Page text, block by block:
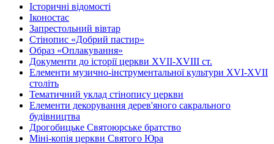
Історичні відомості
Іконостас
Запрестольний вівтар
Стінопис «Добрий пастир»
Образ «Оплакування»
Документи до історії церкви XVII-XVIII ст.
Елементи музично-інструментальної культури XVI-XVII
століть
Тематичний уклад стінопису церкви
Елементи декорування дерев'яного сакрального
будівництва
Дрогобицьке Святоюрське братство
Міні-копія церкви Святого Юра